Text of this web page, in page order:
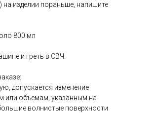
на изделии пораньше, напишите
800 мл
и греть в СВЧ.
допускается изменение
или объемам, указанным на
волнистые поверхности